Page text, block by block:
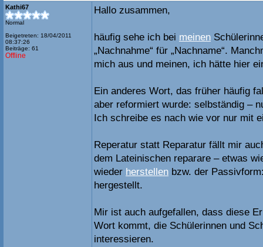
Kathi67
Normal
Beigetreten: 18/04/2011
08:37:26
Beiträge: 61
Offline
Hallo zusammen,
häufig sehe ich bei meinen
„Nachnahme“ für „Nachname“.
mich aus und meinen, ich hätte hier
Ein anderes Wort, das früher häufig
aber reformiert wurde: selbständig –
Ich schreibe es nach wie vor nur mit
Reperatur statt Reparatur fällt mir
dem Lateinischen reparare – etwas
wieder herstellen bzw. der
hergestellt.
Mir ist auch aufgefallen, dass diese
Wort kommt, die Schülerinnen und
interessieren.